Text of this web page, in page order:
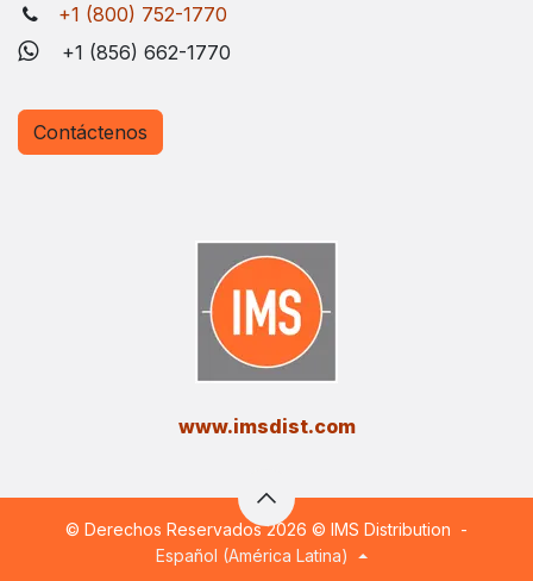
+1 (800) 752-1770
+1 (856) 662-1770
Contáctenos
​www.imsdist.com
© Derechos Reservados 2026 © IMS Distribution -​
Español (América Latina)